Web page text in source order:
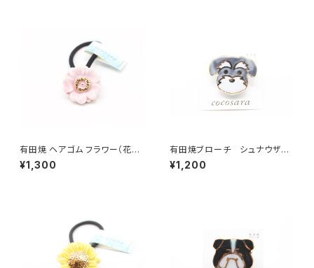
有田焼 ヘアゴム フラワー（花芯
金彩） ピンク
¥1,300
有田焼ブローチ シュナウザー
（グレー×ゴールド）
¥1,200